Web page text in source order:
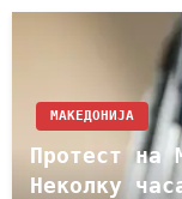
МАКЕДОНИЈА
Протест на
Неколку